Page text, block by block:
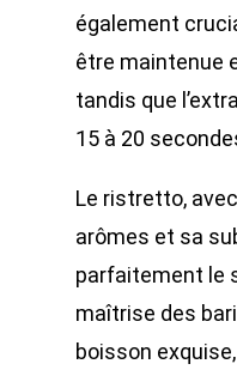
également
être maintenue
tandis que
15 à 20
Le ristretto,
arômes et sa
parfaitement le
maîtrise des
boisson